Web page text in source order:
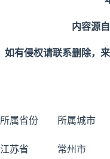
内容源
如有侵权请联系删除，
所属省份 所属城市
江苏省 常州市